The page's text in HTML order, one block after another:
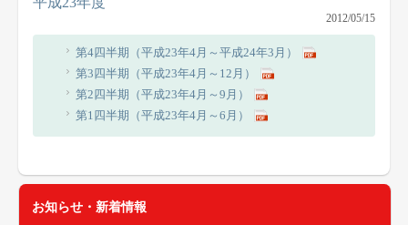
2012/05/15
第4四半期（平成23年4月～平成24年3月）
第3四半期（平成23年4月～12月）
第2四半期（平成23年4月～9月）
第1四半期（平成23年4月～6月）
お知らせ・新着情報